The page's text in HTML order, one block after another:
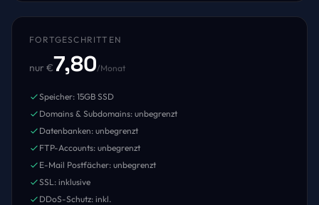
FORTGESCHRITTEN
nur €7,80/Monat
Speicher: 15GB SSD
Domains & Subdomains: unbegrenzt
Datenbanken: unbegrenzt
FTP-Accounts: unbegrenzt
E-Mail Postfächer: unbegrenzt
SSL: inklusive
DDoS-Schutz: inkl.